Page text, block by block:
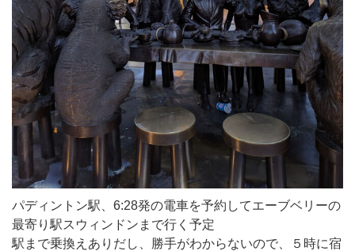
パディントン駅、6:28発の電車を予約してエーブベリーの
最寄り駅スウィンドンまで行く予定
駅まで乗換えありだし、勝手がわからないので、５時に宿